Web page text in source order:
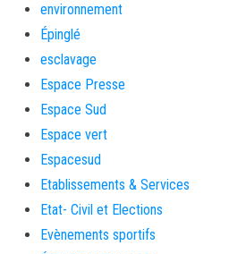
environnement
Épinglé
esclavage
Espace Presse
Espace Sud
Espace vert
Espacesud
Etablissements & Services
Etat- Civil et Elections
Evènements sportifs